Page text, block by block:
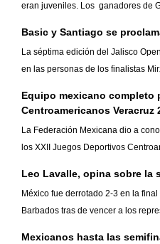
eran juveniles. Los ganadores de
Basic y Santiago se
La séptima edición del Jalisco
en las personas de los finalistas
Equipo mexicano completo
Centroamericanos Veracruz
La Federación Mexicana dio a
los XXII Juegos Deportivos
Leo Lavalle, opina sobre la
México fue derrotado 2-3 en la
Barbados tras de vencer a los
Mexicanos hasta las